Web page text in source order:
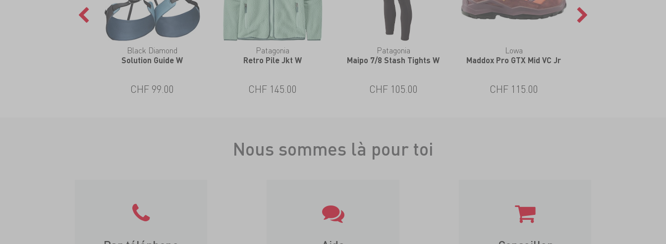
Black Diamond
Solution Guide W
CHF 99.00
Patagonia
Retro Pile Jkt W
CHF 145.00
Patagonia
Maipo 7/8 Stash Tights W
CHF 105.00
Lowa
Maddox Pro GTX Mid VC Jr
CHF 115.00
Nous sommes là pour toi